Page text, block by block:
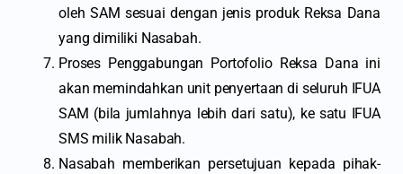
oleh SAM sesuai dengan jenis produk Reksa Dana
yang dimiliki Nasabah.
Proses Penggabungan Portofolio Reksa Dana ini
akan memindahkan unit penyertaan di seluruh IFUA
SAM (bila jumlahnya lebih dari satu), ke satu IFUA
SMS milik Nasabah.
Nasabah memberikan persetujuan kepada pihak-